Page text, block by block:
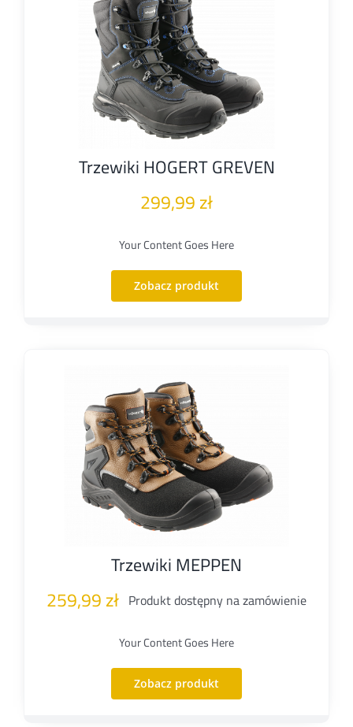
Trzewiki HOGERT GREVEN
299,99zł
Your Content Goes Here
Zobacz produkt
Trzewiki MEPPEN
259,99zł Produkt dostępny na zamówienie
Your Content Goes Here
Zobacz produkt